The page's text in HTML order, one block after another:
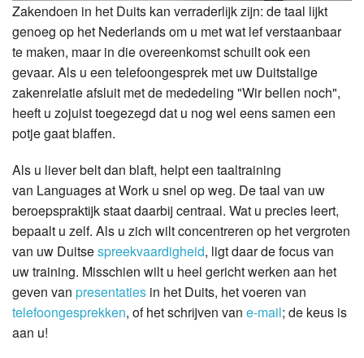
Zakendoen in het Duits kan verraderlijk zijn: de taal lijkt
genoeg op het Nederlands om u met wat lef verstaanbaar
te maken, maar in die overeenkomst schuilt ook een
gevaar. Als u een telefoongesprek met uw Duitstalige
zakenrelatie afsluit met de mededeling "Wir bellen noch",
heeft u zojuist toegezegd dat u nog wel eens samen een
potje gaat blaffen.
Als u liever belt dan blaft, helpt een taaltraining
van Languages at Work u snel op weg. De taal van uw
beroepspraktijk staat daarbij centraal. Wat u precies leert,
bepaalt u zelf. Als u zich wilt concentreren op het vergroten
van uw Duitsespreekvaardigheid, ligt daar de focus van
uw training. Misschien wilt u heel gericht werken aan het
geven van presentaties in het Duits, het voeren van
telefoongesprekken, of het schrijven van e-mail; de keus is
aan u!